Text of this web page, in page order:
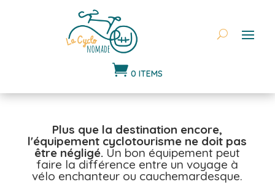
 0 ITEMS
Plus que la destination encore,
l'équipement cyclotourisme ne doit pas
être négligé. Un bon équipement peut
faire la différence entre un voyage à
vélo enchanteur ou cauchemardesque.